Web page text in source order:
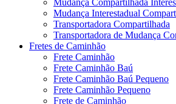
Mudança Interestadual
Transportadora Compartilhada
Transportadora de Mudança
Fretes de Caminhão
Frete Caminhão
Frete Caminhão Baú
Frete Caminhão Baú Pequeno
Frete Caminhão Pequeno
Frete de Caminhão